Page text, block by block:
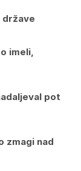
države
imeli,
pot
zmagi nad